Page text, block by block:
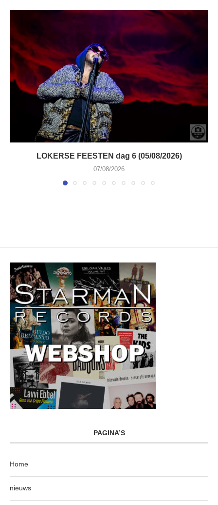
LOKERSE FEESTEN dag 6 (05/08/2026)
07/08/2026
PAGINA’S
Home
nieuws